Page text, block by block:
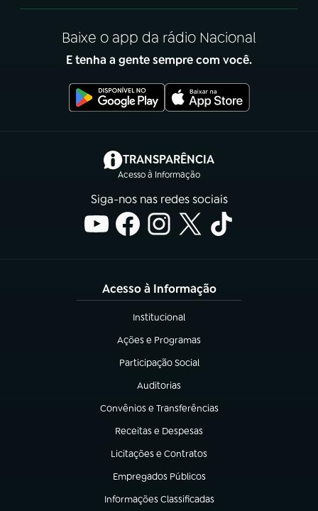
Baixe o app da rádio Nacional
E tenha a gente sempre com você.
TRANSPARÊNCIA
Acesso à Informação
(abre em nova aba)
Siga-nos nas redes sociais
Acesso à Informação
Institucional
(abre em nova aba)
Ações e Programas
(abre em nova aba)
Participação Social
(abre em nova aba)
Auditorias
(abre em nova aba)
Convênios e Transferências
(abre em nova aba)
Receitas e Despesas
(abre em nova aba)
Licitações e Contratos
(abre em nova aba)
Empregados Públicos
(abre em nova aba)
Informações Classificadas
(abre em nova aba)